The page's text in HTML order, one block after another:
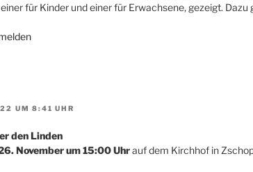
für Kinder und einer für Erwachsene, gezeigt. Dazu
UM 8:41 UHR
den Linden
November um 15:00 Uhrauf dem Kirchhof in